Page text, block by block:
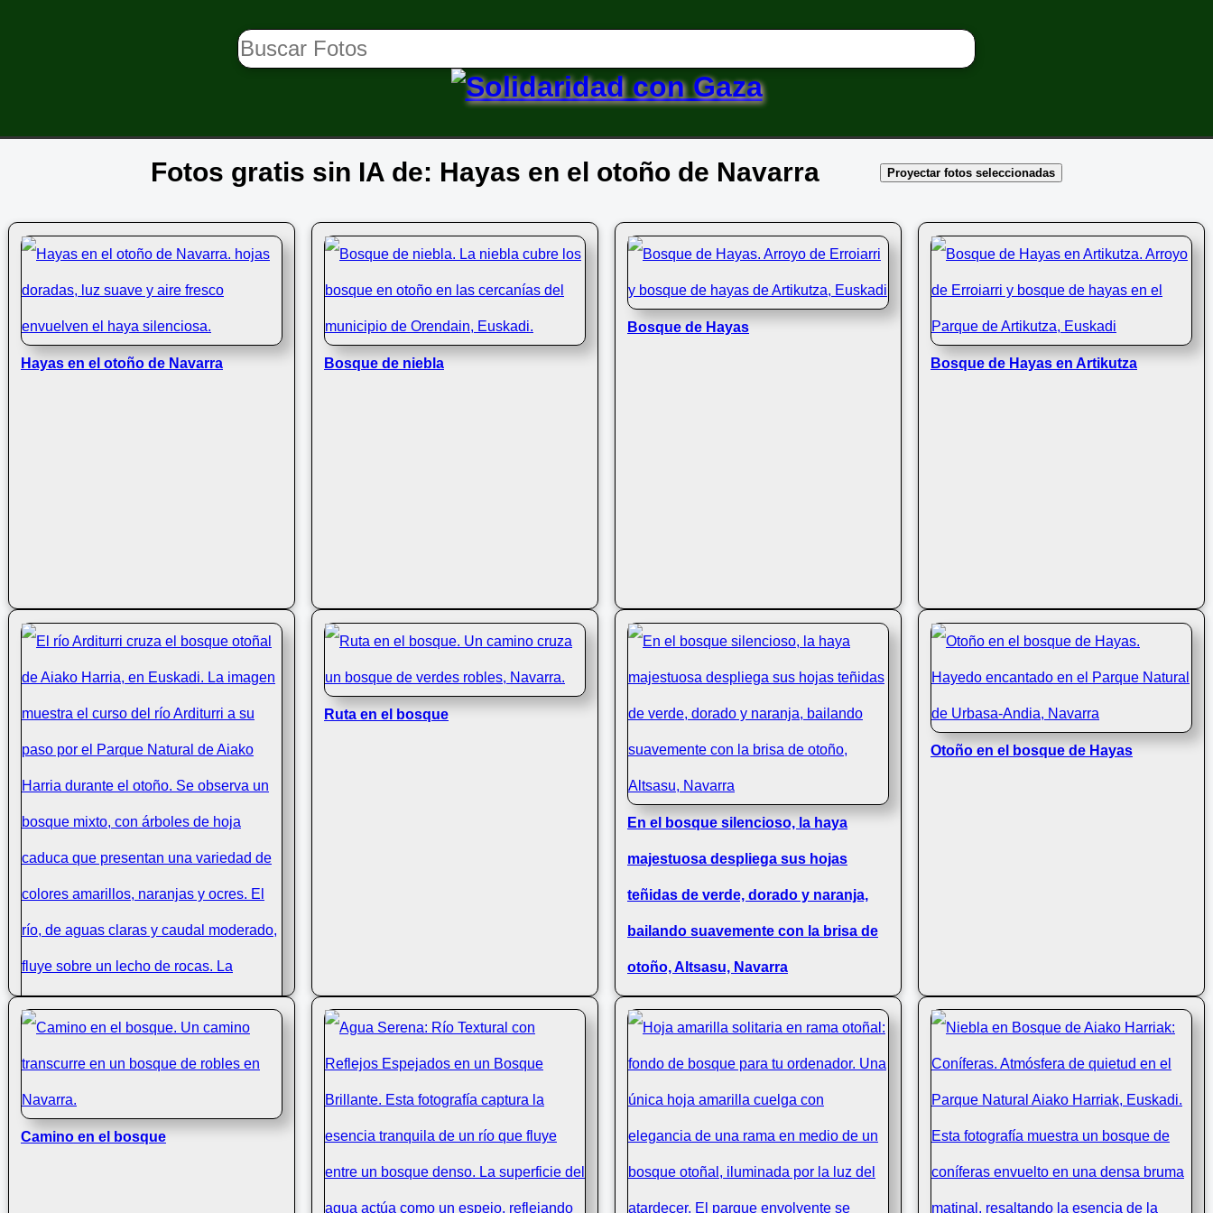
Fotos gratis sin IA de: Hayas en el otoño de Navarra Proyectar fotos seleccionadas
Hayas en el otoño de Navarra Bosque de niebla
Bosque de Hayas
Bosque de Hayas en Artikutza
El río Arditurri cruza el bosque otoñal
de Aiako Harria, en Euskadi
Ruta en el bosque
En el bosque silencioso, la haya
majestuosa despliega sus hojas
teñidas de verde, dorado y naranja,
bailando suavemente con la brisa de
otoño, Altsasu, Navarra
Otoño en el bosque de Hayas
Camino en el bosque